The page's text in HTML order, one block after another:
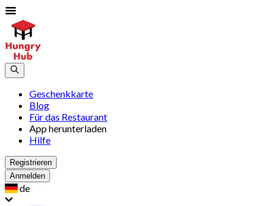
Geschenkkarte
Blog
Für das Restaurant
App herunterladen
Hilfe
Registrieren
Anmelden
de